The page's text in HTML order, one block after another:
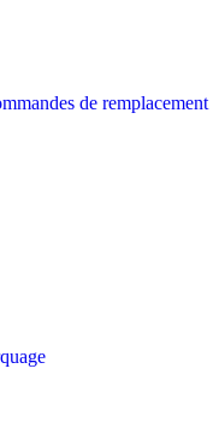
de remplacement